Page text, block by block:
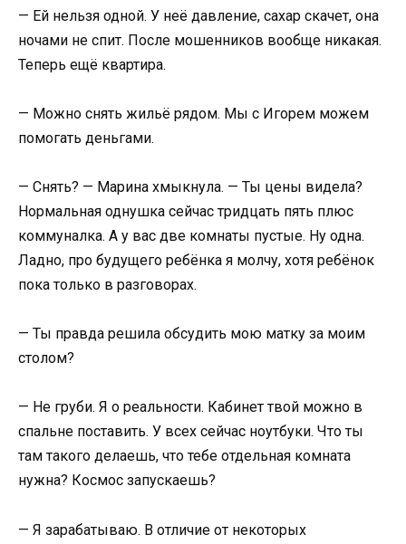
— Ей нельзя одной. У неё давление, сахар скачет, она
ночами не спит. После мошенников вообще никакая.
Теперь ещё квартира.
— Можно снять жильё рядом. Мы с Игорем можем
помогать деньгами.
— Снять? — Марина хмыкнула. — Ты цены видела?
Нормальная однушка сейчас тридцать пять плюс
коммуналка. А у вас две комнаты пустые. Ну одна.
Ладно, про будущего ребёнка я молчу, хотя ребёнок
пока только в разговорах.
— Ты правда решила обсудить мою матку за моим
столом?
— Не груби. Я о реальности. Кабинет твой можно в
спальне поставить. У всех сейчас ноутбуки. Что ты
там такого делаешь, что тебе отдельная комната
нужна? Космос запускаешь?
— Я зарабатываю. В отличие от некоторых